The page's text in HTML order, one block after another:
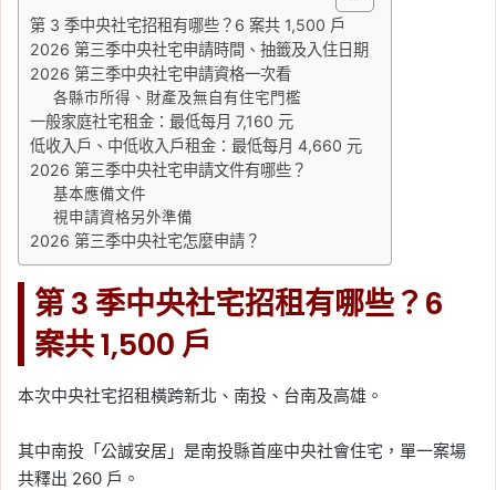
期前後差多少
Tag:寬限期
青安, 新青安寬限期
安月付金, 新青安試算
息攤還
2026-05-22
候？2026 補貼退場後房
貸會變貴嗎
Tag:新青安, 新青安2026,
新青安利息
2026-05-21
辦？月付金暴增原因、試
第 3 季中央社宅招租有哪些？6 案共 1,500 戶
2026 第三季中央社宅申請時間、抽籤及入住日期
2026 第三季中央社宅申請資格一次看
各縣市所得、財產及無自有住宅門檻
一般家庭社宅租金：最低每月 7,160 元
低收入戶、中低收入戶租金：最低每月 4,660 元
2026 第三季中央社宅申請文件有哪些？
基本應備文件
視申請資格另外準備
2026 第三季中央社宅怎麼申請？
第 3 季中央社宅招租有哪些？6
案共 1,500 戶
本次中央社宅招租橫跨新北、南投、台南及高雄。
其中南投「公誠安居」是南投縣首座中央社會住宅，單一案場
共釋出 260 戶。